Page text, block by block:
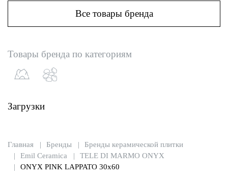
Все товары бренда
Товары бренда по категориям
Загрузки
Главная Бренды
Бренды керамической плитки
Emil Ceramica
TELE DI MARMO ONYX
ONYX PINK LAPPATO 30x60